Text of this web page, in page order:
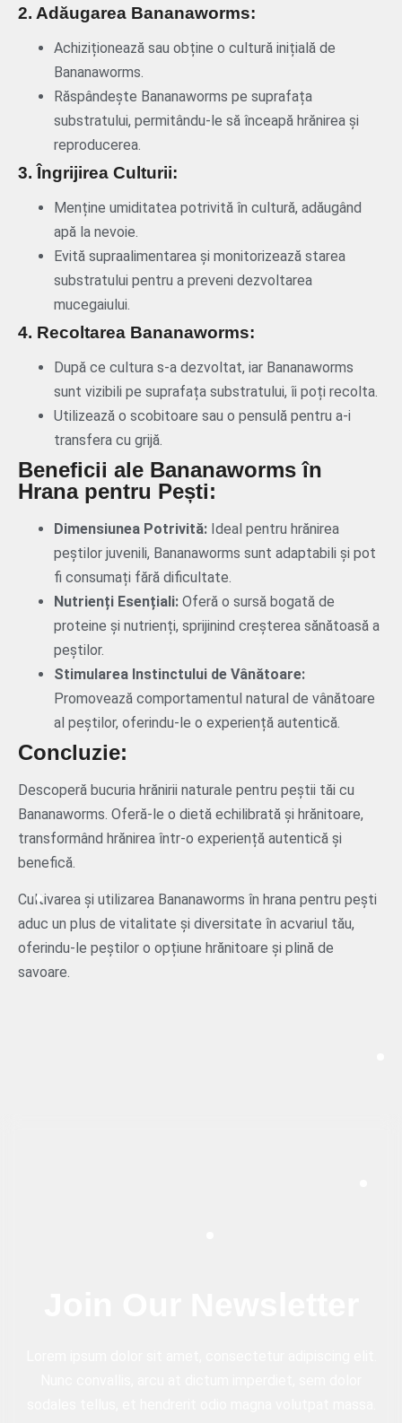
2. Adăugarea Bananaworms:
Achiziționează sau obține o cultură inițială de
Bananaworms.
Răspândește Bananaworms pe suprafața
substratului, permitându-le să înceapă hrănirea și
reproducerea.
3. Îngrijirea Culturii:
Menține umiditatea potrivită în cultură, adăugând
apă la nevoie.
Evită supraalimentarea și monitorizează starea
substratului pentru a preveni dezvoltarea
mucegaiului.
4. Recoltarea Bananaworms:
După ce cultura s-a dezvoltat, iar Bananaworms
sunt vizibili pe suprafața substratului, îi poți recolta.
Utilizează o scobitoare sau o pensulă pentru a-i
transfera cu grijă.
Beneficii ale Bananaworms în
Hrana pentru Pești:
Dimensiunea Potrivită: Ideal pentru hrănirea
peștilor juvenili, Bananaworms sunt adaptabili și pot
fi consumați fără dificultate.
Nutrienți Esențiali: Oferă o sursă bogată de
proteine și nutrienți, sprijinind creșterea sănătoasă a
peștilor.
Stimularea Instinctului de Vânătoare:
Promovează comportamentul natural de vânătoare
al peștilor, oferindu-le o experiență autentică.
Concluzie:
Descoperă bucuria hrănirii naturale pentru peștii tăi cu
Bananaworms. Oferă-le o dietă echilibrată și hrănitoare,
transformând hrănirea într-o experiență autentică și
benefică.
Cultivarea și utilizarea Bananaworms în hrana pentru pești
aduc un plus de vitalitate și diversitate în acvariul tău,
oferindu-le peștilor o opțiune hrănitoare și plină de
savoare.